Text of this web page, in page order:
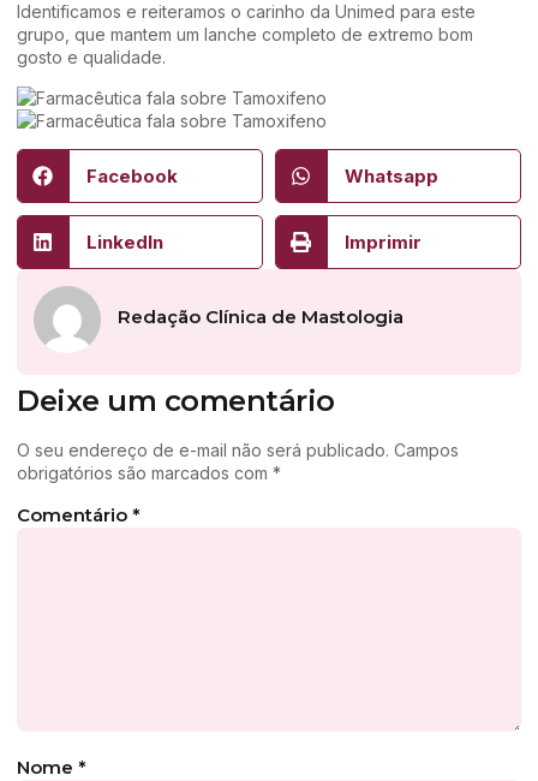
Identificamos e reiteramos o carinho da Unimed para este
grupo, que mantem um lanche completo de extremo bom
gosto e qualidade.
Facebook Whatsapp
LinkedIn Imprimir
Redação Clínica de Mastologia
Deixe um comentário
O seu endereço de e-mail não será publicado. Campos
obrigatórios são marcados com *
Comentário *
Nome *